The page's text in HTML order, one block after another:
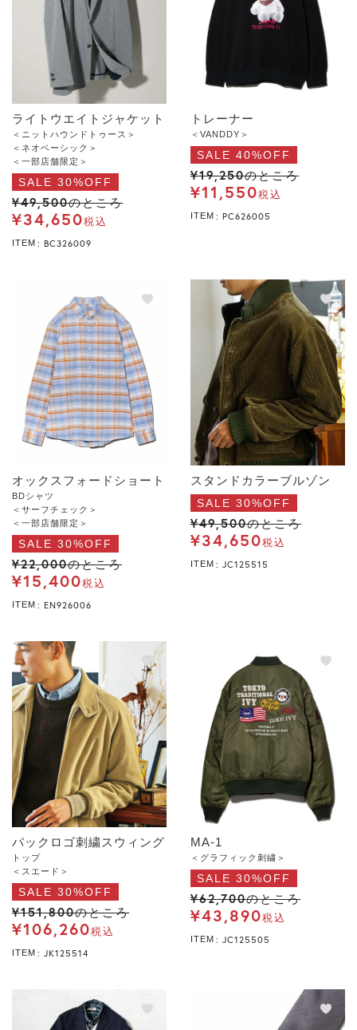
ライトウエイトジャケット
＜ニットハウンドトゥース＞
＜ネオベーシック＞
＜一部店舗限定＞
SALE 30%OFF
¥49,500のところ
¥34,650税込
ITEM BC326009
トレーナー
＜VANDDY＞
SALE 40%OFF
¥19,250のところ
¥11,550税込
ITEM PC626005
オックスフォードショート
BDシャツ
＜サーフチェック＞
＜一部店舗限定＞
SALE 30%OFF
¥22,000のところ
¥15,400税込
ITEM EN926006
スタンドカラーブルゾン
SALE 30%OFF
¥49,500のところ
¥34,650税込
ITEM JC125515
バックロゴ刺繍スウィング
トップ
＜スエード＞
SALE 30%OFF
¥151,800のところ
¥106,260税込
ITEM JK125514
MA-1
＜グラフィック刺繍＞
SALE 30%OFF
¥62,700のところ
¥43,890税込
ITEM JC125505